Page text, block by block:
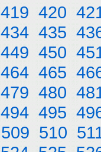
419 420
434 435
449 450
464 465
479 480
494 495
509 510